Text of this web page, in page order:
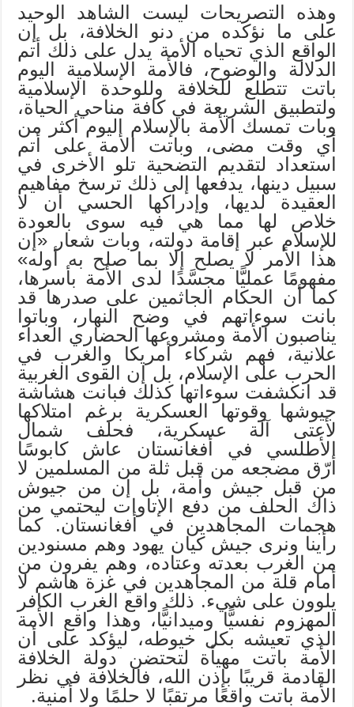
وهذه التصريحات ليست الشاهد الوحيد
على ما نؤكده من دنو الخلافة، بل إن
الواقع الذي تحياه الأمة يدل على ذلك أتم
الدلالة والوضوح، فالأمة الإسلامية اليوم
باتت تتطلع للخلافة وللوحدة الإسلامية
ولتطبيق الشريعة في كافة مناحي الحياة،
وبات تمسك الأمة بالإسلام اليوم أكثر من
أي وقت مضى، وباتت الأمة على أتم
استعداد لتقديم التضحية تلو الأخرى في
سبيل دينها، يدفعها إلى ذلك ترسخ مفاهيم
العقيدة لديها، وإدراكها الحسي أن لا
خلاص لها مما هي فيه سوى بالعودة
للإسلام عبر إقامة دولته، وبات شعار «إن
هذا الأمر لا يصلح إلا بما صلح به أوله»
مفهومًا عمليًّا مجسَّدًا لدى الأمة بأسرها،
كما أن الحكام الجاثمين على صدرها قد
بانت سوءاتهم في وضح النهار، وباتوا
يناصبون الأمة ومشروعها الحضاري العداء
علانية، فهم شركاء أمريكا والغرب في
الحرب على الإسلام، بل إن القوى الغربية
قد انكشفت سوءاتها كذلك فبانت هشاشة
جيوشها وقوتها العسكرية برغم امتلاكها
لأعتى آلة عسكرية، فحلف شمال
الأطلسي في أفغانستان عاش كابوسًا
أرّق مضجعه من قبل ثلة من المسلمين لا
من قبل جيش وأمة، بل إن من جيوش
ذاك الحلف من دفع الإتاوات ليحتمي من
هجمات المجاهدين في أفغانستان. كما
رأينا ونرى جيش كيان يهود وهم مسنودين
من الغرب بعدته وعتاده، وهم يفرون من
أمام قلة من المجاهدين في غزة هاشم لا
يلوون على شيء. ذلك واقع الغرب الكافر
المهزوم نفسيًّا وميدانيًّا، وهذا واقع الأمة
الذي تعيشه بكل خيوطه، ليؤكد على أن
الأمة باتت مهيأة لتحتضن دولة الخلافة
القادمة قريبًا بإذن الله، فالخلافة في نظر
الأمة باتت واقعًا مرتقبًا لا حلمًا ولا أمنية.